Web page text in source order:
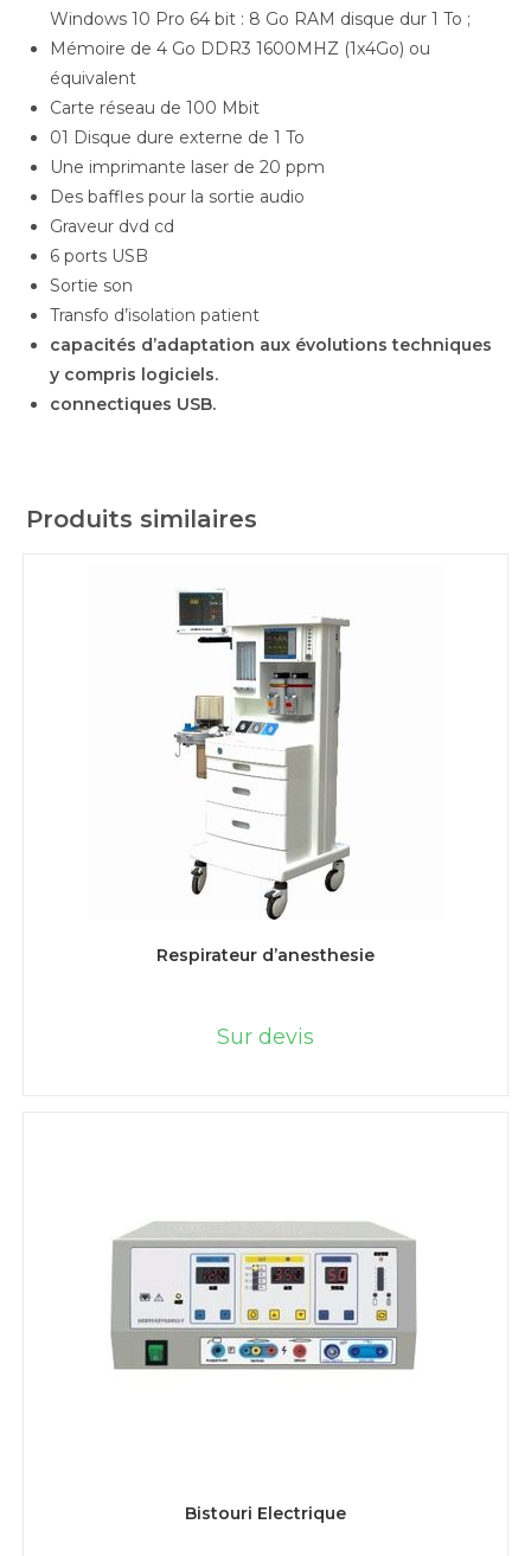
Windows 10 Pro 64 bit : 8 Go RAM disque dur 1 To ;
Mémoire de 4 Go DDR3 1600MHZ (1x4Go) ou
équivalent
Carte réseau de 100 Mbit
01 Disque dure externe de 1 To
Une imprimante laser de 20 ppm
Des baffles pour la sortie audio
Graveur dvd cd
6 ports USB
Sortie son
Transfo d’isolation patient
capacités d’adaptation aux évolutions techniques
y compris logiciels.
connectiques USB.
Produits similaires
Respirateur d’anesthesie
Sur devis
Bistouri Electrique